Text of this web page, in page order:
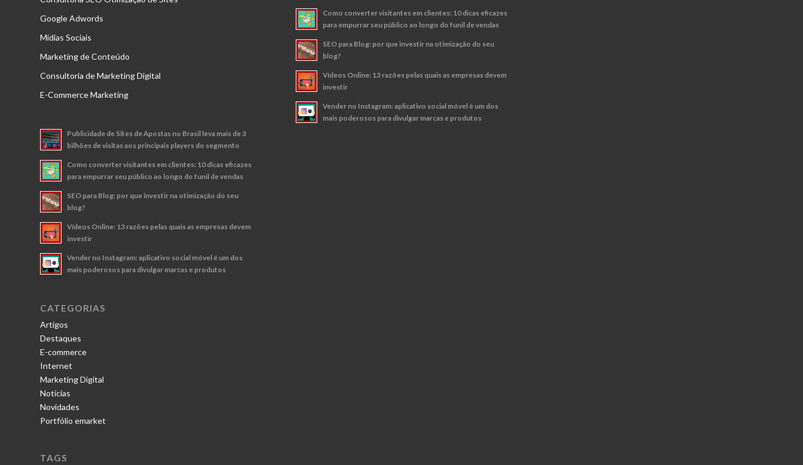
Google Adwords
Mídias Sociais
Marketing de Conteúdo
Consultoria de Marketing Digital
E-Commerce Marketing
Publicidade de Sites de Apostas no Brasil leva mais de 3
bilhões de visitas aos principais players do segmento
Como converter visitantes em clientes: 10 dicas eficazes
para empurrar seu público ao longo do funil de vendas
SEO para Blog: por que investir na otimização do seu
blog?
Vídeos Online: 13 razões pelas quais as empresas devem
investir
Vender no Instagram: aplicativo social móvel é um dos
mais poderosos para divulgar marcas e produtos
CATEGORIAS
Artigos
Destaques
E-commerce
Internet
Marketing Digital
Notícias
Novidades
Portfólio emarket
TAGS
Como converter visitantes em clientes: 10 dicas eficazes
para empurrar seu público ao longo do funil de vendas
SEO para Blog: por que investir na otimização do seu
blog?
Vídeos Online: 13 razões pelas quais as empresas devem
investir
Vender no Instagram: aplicativo social móvel é um dos
mais poderosos para divulgar marcas e produtos